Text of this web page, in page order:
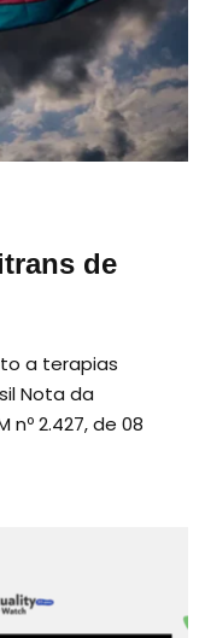
de
a terapias
Nota da
nº 2.427, de 08